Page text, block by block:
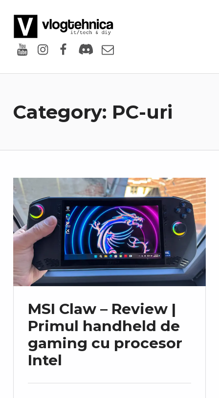
YoutubeInstagram
Facebook
DiscordEmail
Category: PC-uri
MSI Claw – Review |
Primul handheld de
gaming cu procesor
Intel